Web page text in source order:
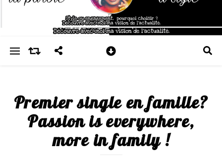
Premier single en famille?
Passion is everywhere,
more in family !